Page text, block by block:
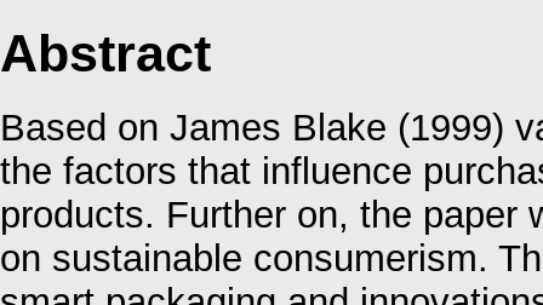
Abstract
Based on James Blake (1999)
the factors that influence
products. Further on, the paper
on sustainable consumerism.